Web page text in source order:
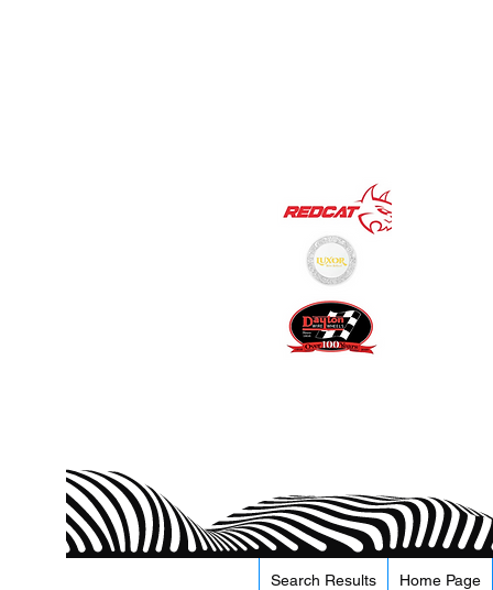
Search Results Home Page